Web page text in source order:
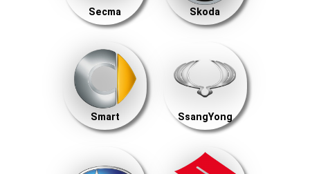
Secma Skoda
Smart SsangYong